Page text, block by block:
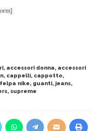
, accessori donna, accessori
, cappelli, cappotto,
felpa nike, guanti, jeans,
, supreme